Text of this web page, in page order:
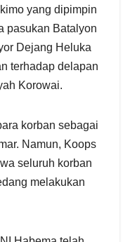
yang dipimpin
pasukan Batalyon
Dejang Heluka
terhadap delapan
Korowai.
korban sebagai
Namun, Koops
seluruh korban
melakukan